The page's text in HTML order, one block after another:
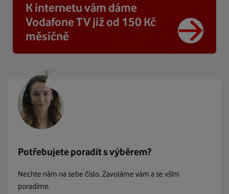
K internetu vám dáme
Vodafone TV již od 150 Kč
měsíčně
Potřebujete poradit s výběrem?
Nechte nám na sebe číslo. Zavoláme vám a se vším
poradíme.